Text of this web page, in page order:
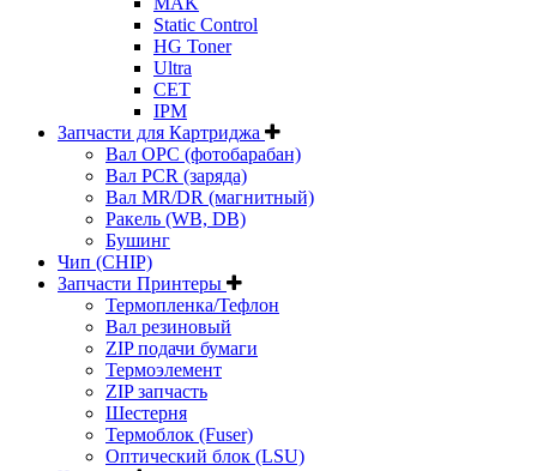
Static Control
HG Toner
Ultra
CET
IPM
Запчасти для Картриджа
Вал OPC (фотобарабан)
Вал PCR (заряда)
Вал MR/DR (магнитный)
Ракель (WB, DB)
Бушинг
Чип (CHIP)
Запчасти Принтеры
Термопленка/Тефлон
Вал резиновый
ZIP подачи бумаги
Термоэлемент
ZIP запчасть
Шестерня
Термоблок (Fuser)
Оптический блок (LSU)